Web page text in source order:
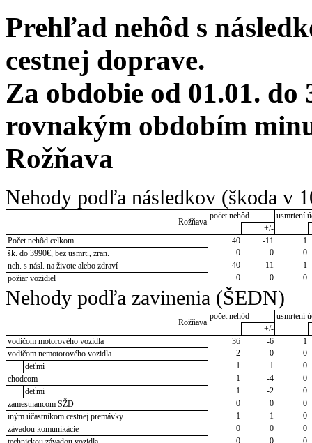
Prehľad nehôd s
cestnej doprave.
Za obdobie od 01.01. do
rovnakým obdobím
Rožňava
Nehody podľa následkov (škoda v
Rožňava
počet nehôd
usmrtení
+/-
Počet nehôd celkom
40 -11
1
šk. do 3990€, bez usmrt., zran.
0 0
0
neh. s násl. na živote alebo zdraví
40 -11
1
požiar vozidiel
0 0 0
Nehody podľa zavinenia (ŠEDN)
Rožňava
počet nehôd
usmrtení
+/-
vodičom motorového vozidla
36 -6
1
vodičom nemotorového vozidla
2 0
0
deťmi
1 1
0
chodcom
1 -4
0
deťmi
1 -2
0
zamestnancom SŽD
0 0
0
iným účastníkom cestnej premávky
1 1
0
závadou komunikácie
0 0
0